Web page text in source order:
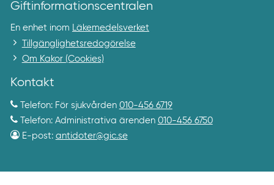
Giftinformationscentralen
En enhet inom Läkemedelsverket
Tillgänglighetsredogörelse
Om Kakor (Cookies)
Kontakt
Telefon: För sjukvården 010-456 6719
Telefon: Administrativa ärenden 010-456 6750
E-post: antidoter@gic.se